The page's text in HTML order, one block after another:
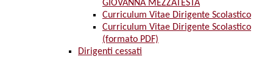
GIOVANNA MEZZATESTA
Curriculum Vitae Dirigente Scolastico
Curriculum Vitae Dirigente Scolastico
(formato PDF)
Dirigenti cessati